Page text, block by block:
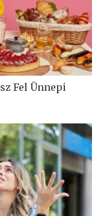
Fel Ünnepi